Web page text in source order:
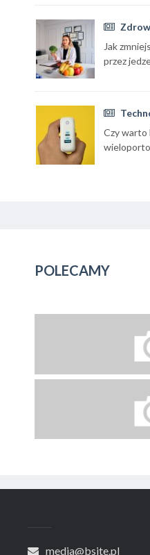
Jak
przez
Czy warto
POLECAMY
media@bsite.pl